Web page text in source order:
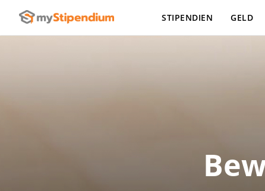
STIPENDIEN GELD